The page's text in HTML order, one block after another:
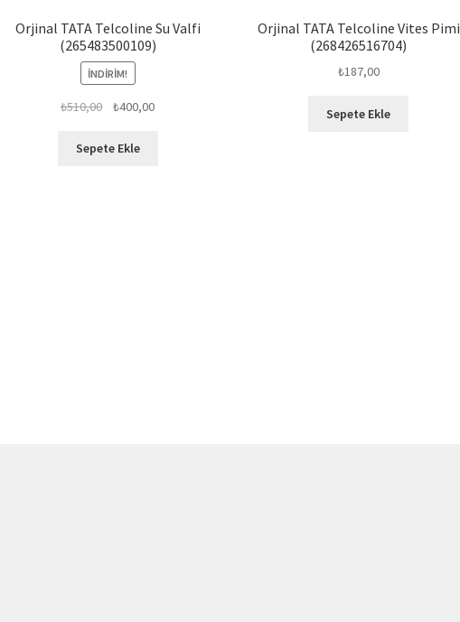
Orjinal TATA Telcoline Su Valfi
(265483500109)
İNDIRIM!
₺510,00
Orijinal
₺510,00.
₺400,00Şu
Sepete Ekle
Orjinal TATA Telcoline Vites Pimi
(268426516704)
₺187,00
Sepete Ekle